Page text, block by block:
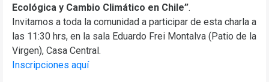
Ecológica y Cambio Climático en Chile”.
Invitamos a toda la comunidad a participar de esta charla a
las 11:30 hrs, en la sala Eduardo Frei Montalva (Patio de la
Virgen), Casa Central.
Inscripciones aquí